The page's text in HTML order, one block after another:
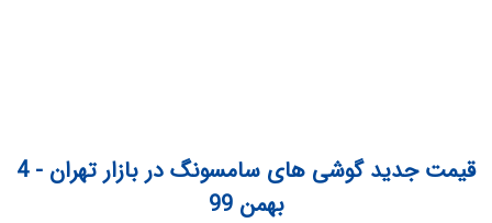
قیمت جدید گوشی های سامسونگ در بازار تهران - 4
بهمن 99